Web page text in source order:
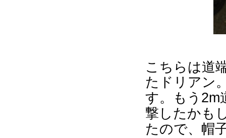
こちらは道
たドリアン
す。
もう 2m
撃したかも
たので、帽